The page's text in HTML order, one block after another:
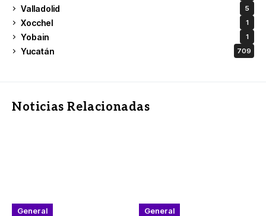
Valladolid 5
Xocchel 1
Yobain 1
Yucatán 709
Noticias Relacionadas
General General